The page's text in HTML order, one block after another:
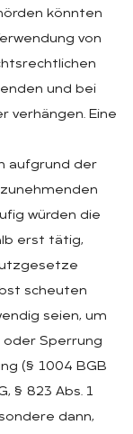
könnten
von
und bei
verhängen. Eine
aufgrund der
würden die
erst tätig,
scheuten
seien, um
oder Sperrung
(§ 1004 BGB
§ 823 Abs. 1
dann,